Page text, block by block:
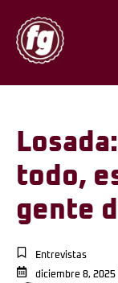
todo,
gente
Entrevistas
diciembre 8, 2025